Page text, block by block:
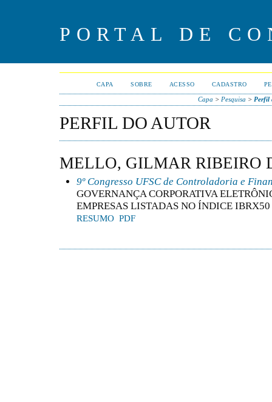
PORTAL DE
CAPA SOBRE ACESSO CADASTRO
Capa > Pesquisa > Perfil
PERFIL DO AUTOR
MELLO, GILMAR RIBEIRO
9º Congresso UFSC de Controladoria e
GOVERNANÇA CORPORATIVA
EMPRESAS LISTADAS NO ÍNDICE IBRX50
RESUMO PDF